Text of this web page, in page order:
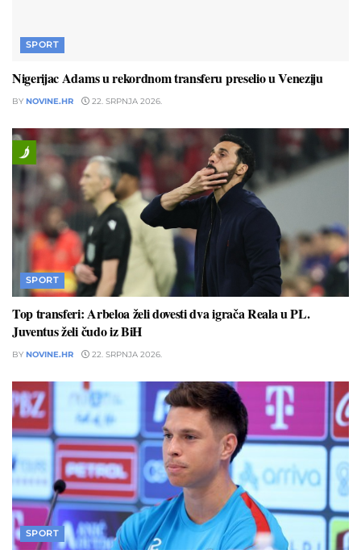
SPORT
Nigerijac Adams u rekordnom transferu preselio u Veneziju
BY NOVINE.HR 22. SRPNJA 2026.
SPORT
Top transferi: Arbeloa želi dovesti dva igrača Reala u PL.
Juventus želi čudo iz BiH
BY NOVINE.HR 22. SRPNJA 2026.
SPORT